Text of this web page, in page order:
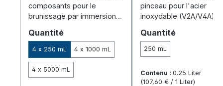
composants pour le
brunissage par immersion
et du zinc – rendement
élevé.
Sélectionnez
Quantité
4 x 250 mL 4 x 1000 mL
4 x 5000 mL
pinceau pour l'acier
inoxydable (V2A/V4A) :
adhérence et
l'abrasion – 250 ml pour
environ 1 m².
Sélectionnez
Quantité
250 mL
Contenu :0.25 Liter
(107,60 € / 1 Liter)